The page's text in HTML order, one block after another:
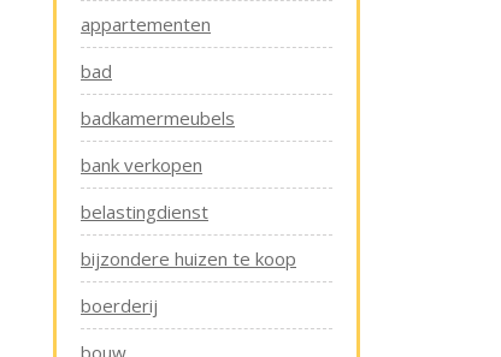
appartementen
bad
badkamermeubels
bank verkopen
belastingdienst
bijzondere huizen te koop
boerderij
bouw